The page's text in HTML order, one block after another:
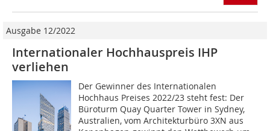
Ausgabe 12/2022
Internationaler Hochhauspreis IHP
verliehen
Der Gewinner des Internationalen
Hochhaus Preises 2022/23 steht fest: Der
Büroturm Quay Quarter Tower in Sydney,
Australien, vom Architekturbüro 3XN aus